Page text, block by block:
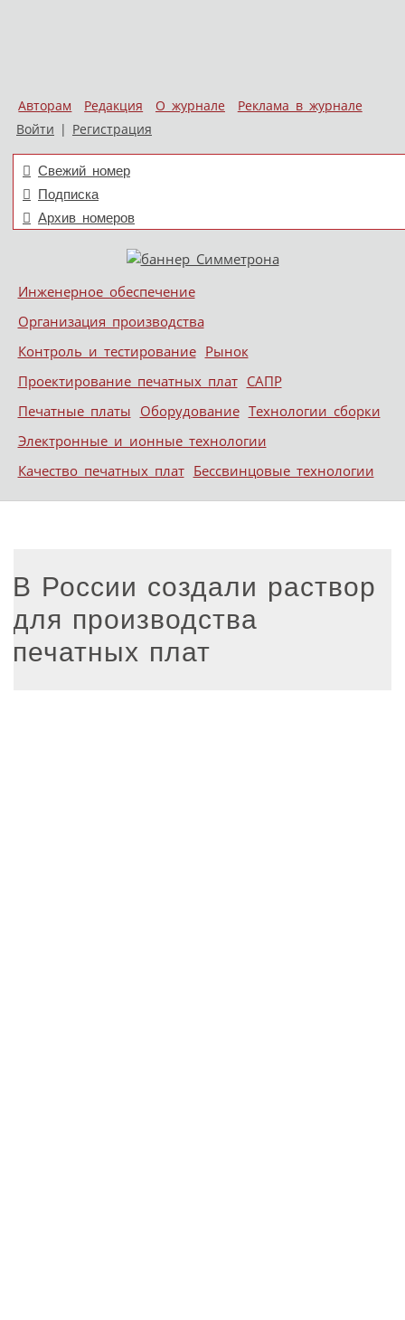
Авторам Редакция О журнале
Реклама в журнале
Войти | Регистрация
Свежий номер
Подписка
Архив номеров
Меню
Skip to content
Инженерное обеспечение
Организация производства
Контроль и тестирование Рынок
Проектирование печатных плат САПР
Печатные платы Оборудование Технологии сборки
Электронные и ионные технологии
Качество печатных плат Бессвинцовые технологии
В России создали раствор
для производства
печатных плат